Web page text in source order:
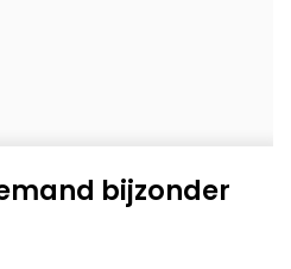
bijzonder